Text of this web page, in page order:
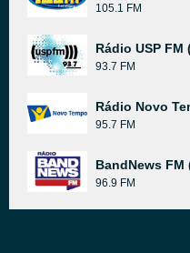
105.1 FM
Rádio USP FM
93.7 FM
Rádio Novo
95.7 FM
BandNews FM
96.9 FM